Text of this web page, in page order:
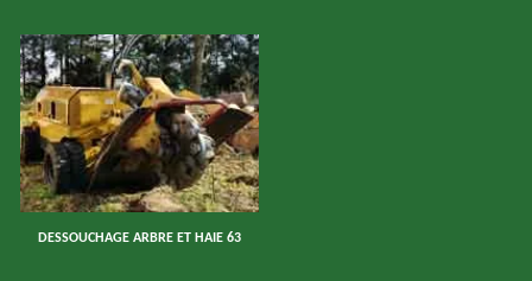
DESSOUCHAGE ARBRE ET HAIE 63